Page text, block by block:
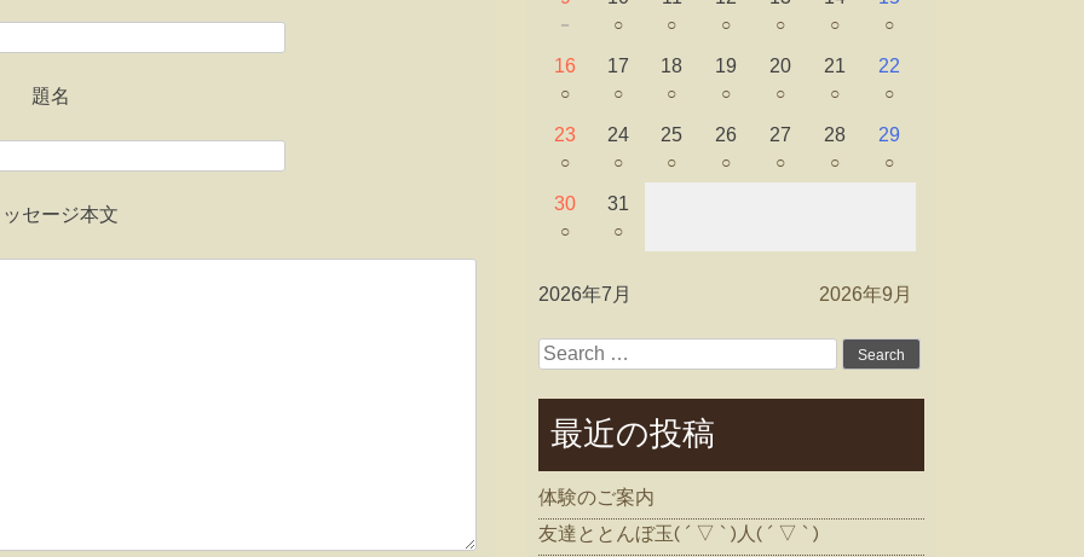
題名
セージ本文
－ ○ ○ ○ ○ ○ ○
16
○
17
○
18
○
19
○
20
○
21
○
22
○
23
○
24
○
25
○
26
○
27
○
28
○
29
○
30
○
31
○
2026年7月 2026年9月
Search
最近の投稿
体験のご案内
友達ととんぼ玉( ´ ▽ ` )人( ´ ▽ ` )